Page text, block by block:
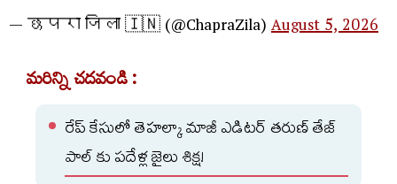
— छपरा जिला 🇮🇳 (@ChapraZila)August 5, 2026
మరిన్ని చదవండి :
రేప్ కేసులో తెహల్కా మాజీ ఎడిటర్ తరుణ్ తేజ్
పాల్ కు పదేళ్ల జైలు శిక్ష!